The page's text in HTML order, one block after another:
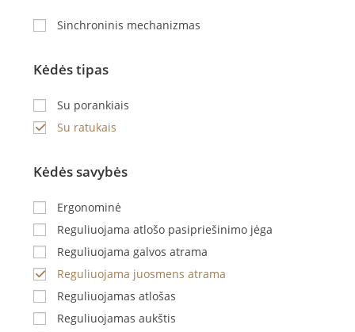
Sinchroninis mechanizmas
Kėdės tipas
Su porankiais
Su ratukais
Kėdės savybės
Ergonominė
Reguliuojama atlošo pasipriešinimo jėga
Reguliuojama galvos atrama
Reguliuojama juosmens atrama
Reguliuojamas atlošas
Reguliuojamas aukštis